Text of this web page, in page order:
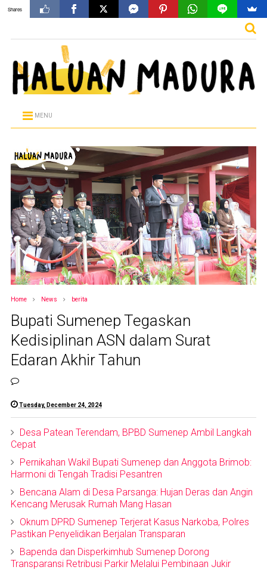
MENU
Home News berita
Bupati Sumenep Tegaskan
Kedisiplinan ASN dalam Surat
Edaran Akhir Tahun
Tuesday, December 24, 2024
Desa Patean Terendam, BPBD Sumenep Ambil Langkah
Cepat
Pernikahan Wakil Bupati Sumenep dan Anggota Brimob:
Harmoni di Tengah Tradisi Pesantren
Bencana Alam di Desa Parsanga: Hujan Deras dan Angin
Kencang Merusak Rumah Mang Hasan
Oknum DPRD Sumenep Terjerat Kasus Narkoba, Polres
Pastikan Penyelidikan Berjalan Transparan
Bapenda dan Disperkimhub Sumenep Dorong
Transparansi Retribusi Parkir Melalui Pembinaan Jukir
Shares